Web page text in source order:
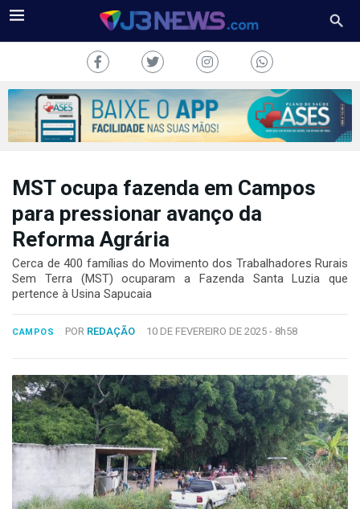
J3NEWS
TV
COLUNAS
FALE
Copyright
Desenvolvido
por
Hesea
Tecnologia
Sistemas
MST ocupa fazenda em Campos
para pressionar avanço da
Reforma Agrária
Cerca de 400 famílias do Movimento dos Trabalhadores Rurais
Sem Terra (MST) ocuparam a Fazenda Santa Luzia que
pertence à Usina Sapucaia
CAMPOS POR REDAÇÃO 10 DE FEVEREIRO DE 2025 - 8h58